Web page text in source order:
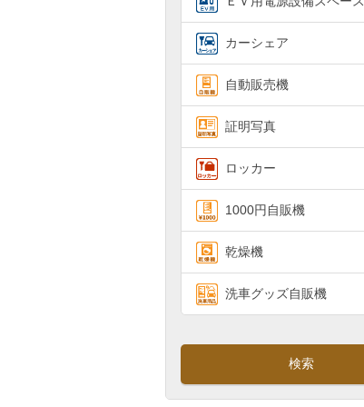
カーシェア
自動販売機
証明写真
ロッカー
1000円自販機
乾燥機
洗車グッズ自販機